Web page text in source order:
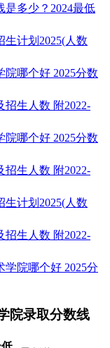
是多少？2024最低
计划2025(人数
哪个好 2025分数
招生人数 附2022-
哪个好 2025分数
招生人数 附2022-
计划2025(人数
招生人数 附2022-
院哪个好 2025分
院录取分数线